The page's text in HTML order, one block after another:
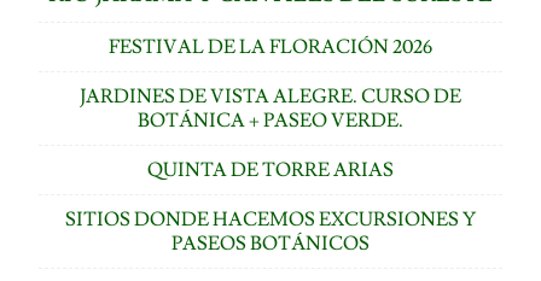
FESTIVAL DE LA FLORACIÓN 2026
JARDINES DE VISTA ALEGRE. CURSO DE
BOTÁNICA + PASEO VERDE.
QUINTA DE TORRE ARIAS
SITIOS DONDE HACEMOS EXCURSIONES Y
PASEOS BOTÁNICOS